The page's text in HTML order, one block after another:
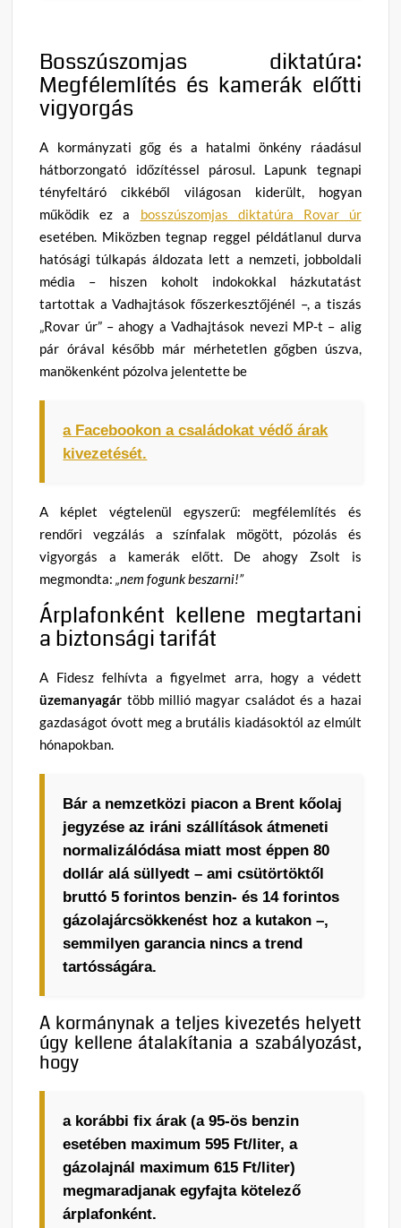
Bosszúszomjas diktatúra:
Megfélemlítés és kamerák előtti
vigyorgás
A kormányzati gőg és a hatalmi önkény ráadásul
hátborzongató időzítéssel párosul. Lapunk tegnapi
tényfeltáró cikkéből világosan kiderült, hogyan
működik ez a bosszúszomjas diktatúra Rovar úr
esetében. Miközben tegnap reggel példátlanul durva
hatósági túlkapás áldozata lett a nemzeti, jobboldali
média – hiszen koholt indokokkal házkutatást
tartottak a Vadhajtások főszerkesztőjénél –, a tiszás
„Rovar úr” – ahogy a Vadhajtások nevezi MP-t – alig
pár órával később már mérhetetlen gőgben úszva,
manökenként pózolva jelentette be
a Facebookon a családokat védő árak
kivezetését.
A képlet végtelenül egyszerű: megfélemlítés és
rendőri vegzálás a színfalak mögött, pózolás és
vigyorgás a kamerák előtt. De ahogy Zsolt is
megmondta:„nem fogunk beszarni!”
Árplafonként kellene megtartani
a biztonsági tarifát
A Fidesz felhívta a figyelmet arra, hogy a védett
üzemanyagár több millió magyar családot és a hazai
gazdaságot óvott meg a brutális kiadásoktól az elmúlt
hónapokban.
Bár a nemzetközi piacon a Brent kőolaj
jegyzése az iráni szállítások átmeneti
normalizálódása miatt most éppen 80
dollár alá süllyedt – ami csütörtöktől
bruttó 5 forintos benzin- és 14 forintos
gázolajárcsökkenést hoz a kutakon –,
semmilyen garancia nincs a trend
tartósságára.
A kormánynak a teljes kivezetés helyett
úgy kellene átalakítania a szabályozást,
hogy
a korábbi fix árak (a 95-ös benzin
esetében maximum 595 Ft/liter, a
gázolajnál maximum 615 Ft/liter)
megmaradjanak egyfajta kötelező
árplafonként.